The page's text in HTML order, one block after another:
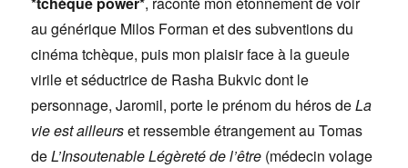
au générique Milos Forman et des subventions du
cinéma tchèque, puis mon plaisir face à la gueule
virile et séductrice de Rasha Bukvic dont le
personnage, Jaromil, porte le prénom du héros deLa
vie est ailleurset ressemble étrangement au Tomas
deL’Insoutenable Légèreté de l’être (médecin volage